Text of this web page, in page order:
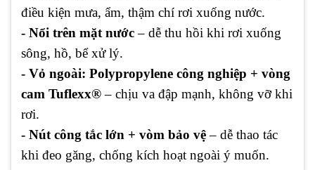
điều kiện mưa, ẩm, thậm chí rơi xuống nước.
- Nổi trên mặt nước– dễ thu hồi khi rơi xuống
sông, hồ, bể xử lý.
- Vỏ ngoài: Polypropylene công nghiệp + vòng
cam Tuflexx®– chịu va đập mạnh, không vỡ khi
rơi.
- Nút công tắc lớn + vòm bảo vệ– dễ thao tác
khi đeo găng, chống kích hoạt ngoài ý muốn.